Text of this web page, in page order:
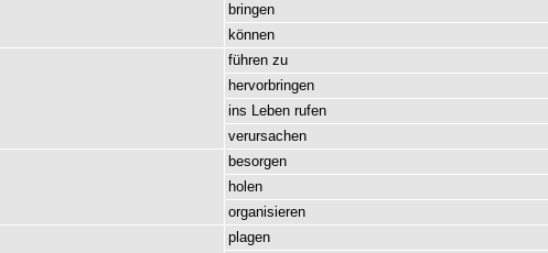
bringen
können
führen zu
hervorbringen
ins Leben rufen
verursachen
besorgen
holen
organisieren
plagen